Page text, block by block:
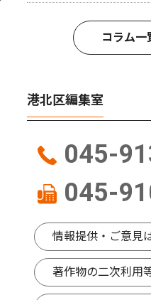
コラム一
港北区編集室
045-
045-
情報提供・ご意見
著作物の二次利用